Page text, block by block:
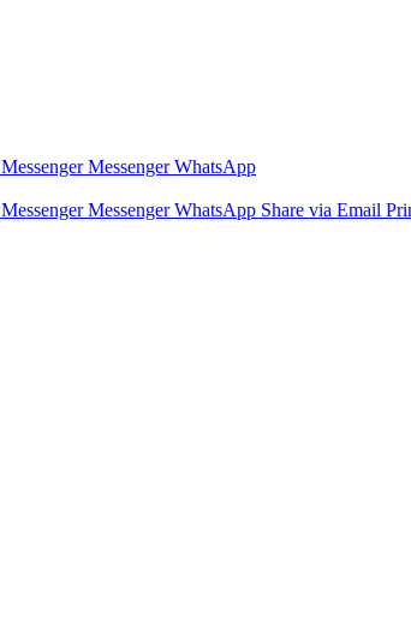
Messenger Messenger WhatsApp
Messenger Messenger WhatsApp Share via Email